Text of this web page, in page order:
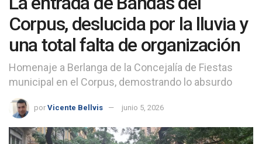
Corpus, deslucida por la lluvia y
una total falta de organización
Homenaje a Berlanga de la Concejalía de Fiestas
municipal en el Corpus, demostrando lo absurdo
por Vicente Bellvis junio 5, 2026